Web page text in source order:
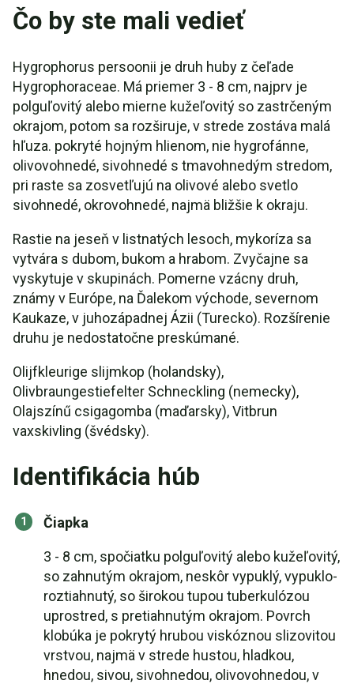
Čo by ste mali vedieť
Hygrophorus persoonii je druh huby z čeľade
Hygrophoraceae. Má priemer 3 - 8 cm, najprv je
polguľovitý alebo mierne kužeľovitý so zastrčeným
okrajom, potom sa rozširuje, v strede zostáva malá
hľuza. pokryté hojným hlienom, nie hygrofánne,
olivovohnedé, sivohnedé s tmavohnedým stredom,
pri raste sa zosvetľujú na olivové alebo svetlo
sivohnedé, okrovohnedé, najmä bližšie k okraju.
Rastie na jeseň v listnatých lesoch, mykoríza sa
vytvára s dubom, bukom a hrabom. Zvyčajne sa
vyskytuje v skupinách. Pomerne vzácny druh,
známy v Európe, na Ďalekom východe, severnom
Kaukaze, v juhozápadnej Ázii (Turecko). Rozšírenie
druhu je nedostatočne preskúmané.
Olijfkleurige slijmkop (holandsky),
Olivbraungestiefelter Schneckling (nemecky),
Olajszínű csigagomba (maďarsky), Vitbrun
vaxskivling (švédsky).
Identifikácia húb
Čiapka
3 - 8 cm, spočiatku polguľovitý alebo kužeľovitý,
so zahnutým okrajom, neskôr vypuklý, vypuklo-
roztiahnutý, so širokou tupou tuberkulózou
uprostred, s pretiahnutým okrajom. Povrch
klobúka je pokrytý hrubou viskóznou slizovitou
vrstvou, najmä v strede hustou, hladkou,
hnedou, sivou, sivohnedou, olivovohnedou, v